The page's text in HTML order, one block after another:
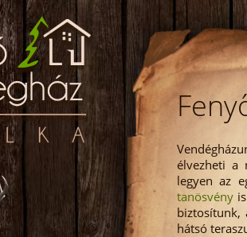
élvezheti a
legyen az
tanösvény
biztosítunk,
hátsó